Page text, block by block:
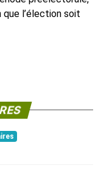
que l’élection soit